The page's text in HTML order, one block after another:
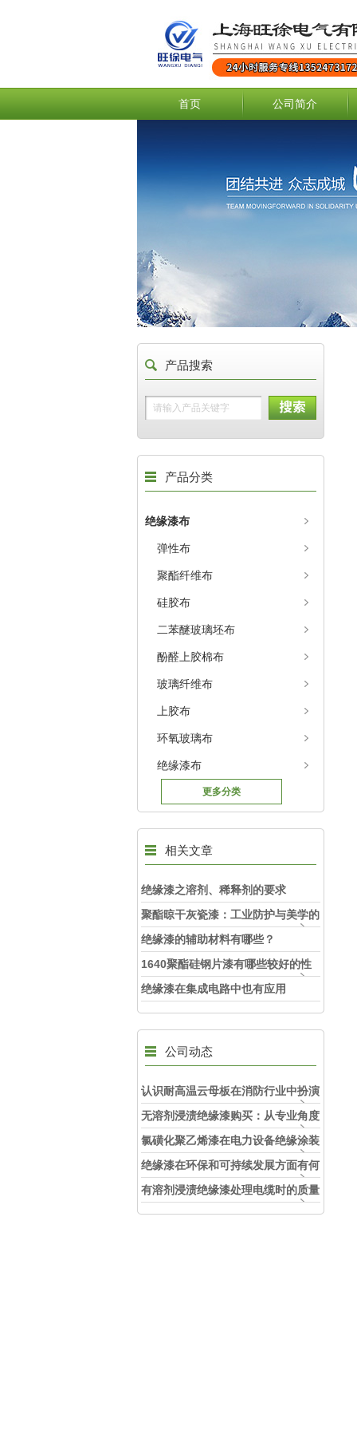
首页 公司简介
产品搜索
产品分类
绝缘漆布
弹性布
聚酯纤维布
硅胶布
二苯醚玻璃坯布
酚醛上胶棉布
玻璃纤维布
上胶布
环氧玻璃布
绝缘漆布
更多分类
相关文章
绝缘漆之溶剂、稀释剂的要求
聚酯晾干灰瓷漆：工业防护与美学的
融合剂
绝缘漆的辅助材料有哪些？
1640聚酯硅钢片漆有哪些较好的性
能
绝缘漆在集成电路中也有应用
公司动态
认识耐高温云母板在消防行业中扮演
的角色
无溶剂浸渍绝缘漆购买：从专业角度
看如何选择
氯磺化聚乙烯漆在电力设备绝缘涂装
中的实际应用效果
绝缘漆在环保和可持续发展方面有何
考虑？
有溶剂浸渍绝缘漆处理电缆时的质量
和安全性考虑因素